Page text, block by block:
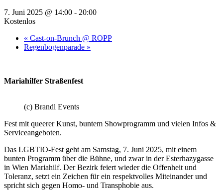
7. Juni 2025 @ 14:00 - 20:00
Kostenlos
« Cast-on-Brunch @ ROPP
Regenbogenparade »
Mariahilfer Straßenfest
(c) Brandl Events
Fest mit queerer Kunst, buntem Showprogramm und vielen Infos &
Serviceangeboten.
Das LGBTIO-Fest geht am Samstag, 7. Juni 2025, mit einem
bunten Programm über die Bühne, und zwar in der Esterhazygasse
in Wien Mariahilf. Der Bezirk feiert wieder die Offenheit und
Toleranz, setzt ein Zeichen für ein respektvolles Miteinander und
spricht sich gegen Homo- und Transphobie aus.